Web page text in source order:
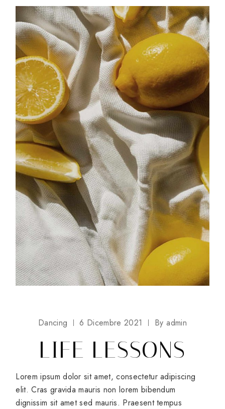
Dancing 6 Dicembre 2021 By admin
LIFE LESSONS
Lorem ipsum dolor sit amet, consectetur adipiscing
elit. Cras gravida mauris non lorem bibendum
dignissim sit amet sed mauris. Praesent tempus